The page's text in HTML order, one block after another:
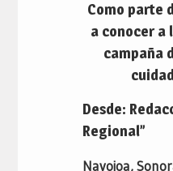
Como parte
a conocer a
campaña
Desde:
Regional”
Navojoa,